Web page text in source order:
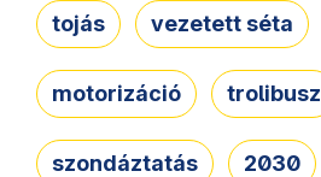
tojás vezetett séta
motorizáció trolibusz
szondáztatás 2030